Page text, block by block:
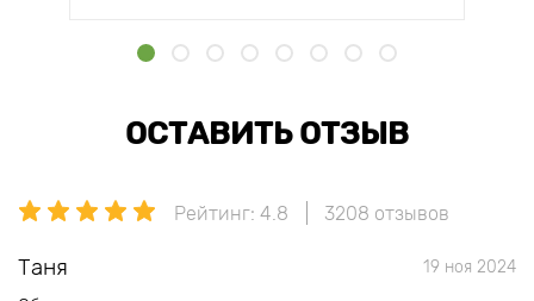
ОСТАВИТЬ ОТЗЫВ
Рейтинг: 4.8 3208 отзывов
Таня 19 ноя 2024